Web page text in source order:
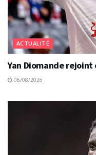
ACTUALITÉ
Yan Diomande
06/08/2026